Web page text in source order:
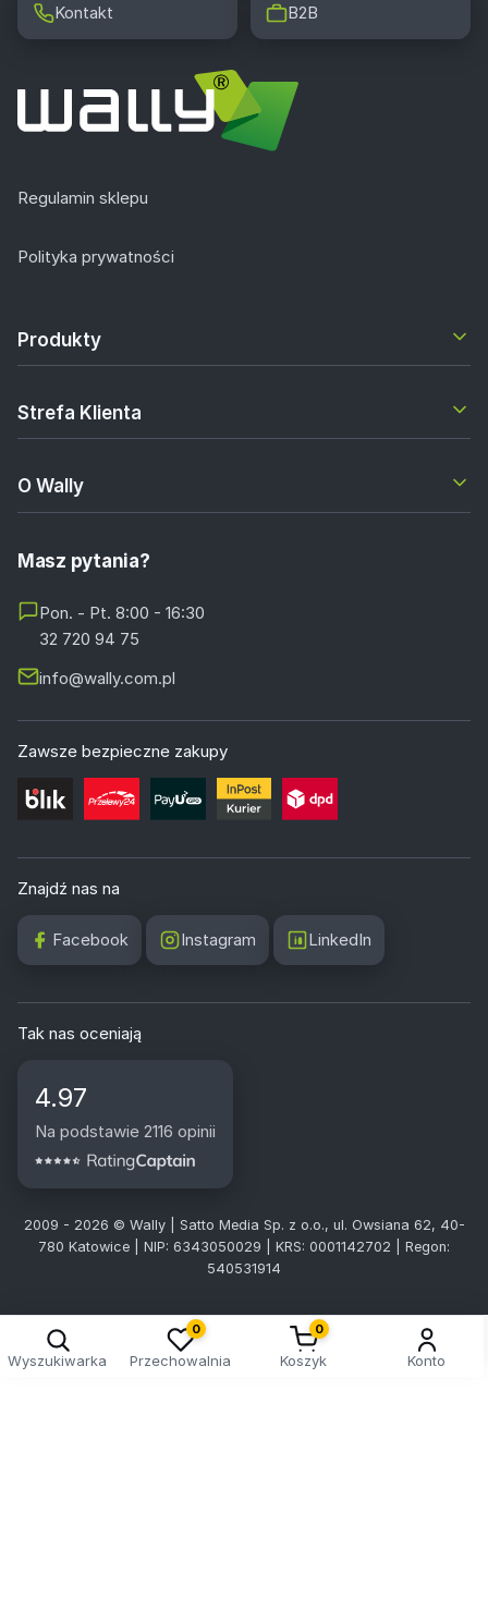
Kontakt B2B
Regulamin sklepu
Polityka prywatności
Produkty
Strefa Klienta
O Wally
Masz pytania?
Pon. - Pt. 8:00 - 16:30
32 720 94 75
info@wally.com.pl
Zawsze bezpieczne zakupy
Znajdź nas na
Facebook Instagram LinkedIn
Tak nas oceniają
4.97
Na podstawie 2116 opinii
2009 - 2026 © Wally | Satto Media Sp. z o.o., ul. Owsiana 62, 40-
780 Katowice | NIP: 6343050029 | KRS: 0001142702 | Regon:
540531914
Wyszukiwarka
0
Przechowalnia
0
Koszyk Konto